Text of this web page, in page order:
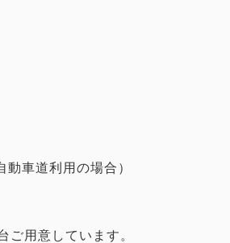
動車道利用の場合）
用意しています。